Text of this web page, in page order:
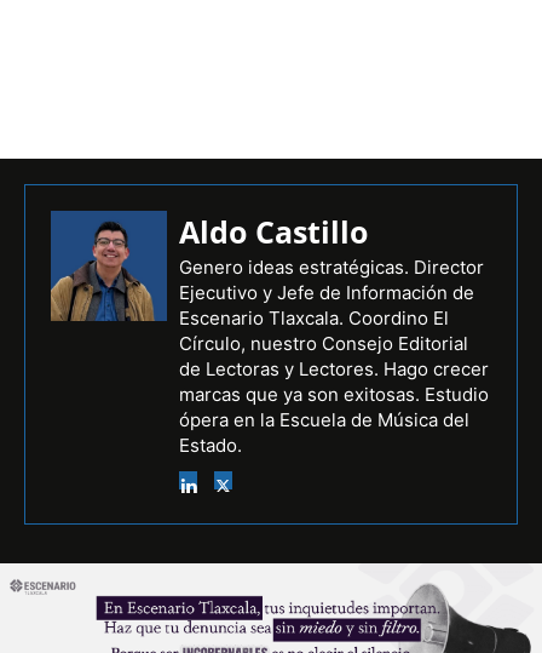
Aldo Castillo
Genero ideas estratégicas. Director
Ejecutivo y Jefe de Información de
Escenario Tlaxcala. Coordino El
Círculo, nuestro Consejo Editorial
de Lectoras y Lectores. Hago crecer
marcas que ya son exitosas. Estudio
ópera en la Escuela de Música del
Estado.